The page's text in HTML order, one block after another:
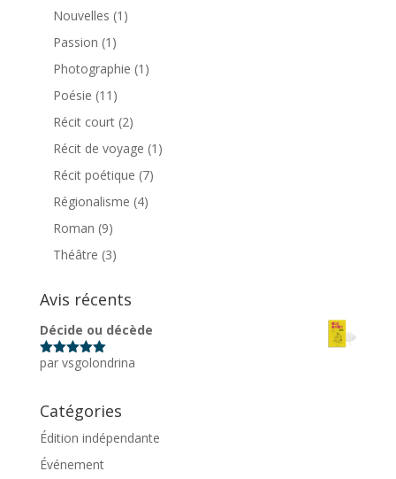
Nouvelles (1)
Passion (1)
Photographie (1)
Poésie (11)
Récit court (2)
Récit de voyage (1)
Récit poétique (7)
Régionalisme (4)
Roman (9)
Théâtre (3)
Avis récents
Décide ou décède
Note5sur
par vsgolondrina
Catégories
Édition indépendante
Événement